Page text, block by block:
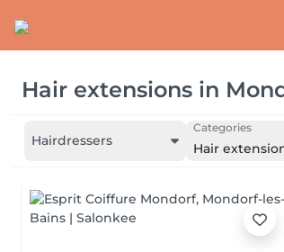
Hair extensions in
Hairdressers
Categories
Hair